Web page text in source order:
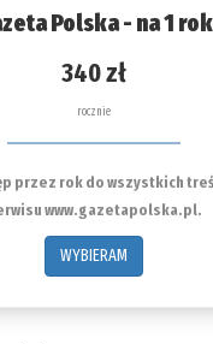
Polska - na 1 rok
340 zł
rocznie
przez rok do wszystkich
www.gazetapolska.pl.
WYBIERAM